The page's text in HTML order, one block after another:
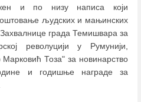
и по низу написа који
људских и мањинских
града Темишвара за
револуцији у Румунији,
Тоза" за новинарство
и годишње награде за